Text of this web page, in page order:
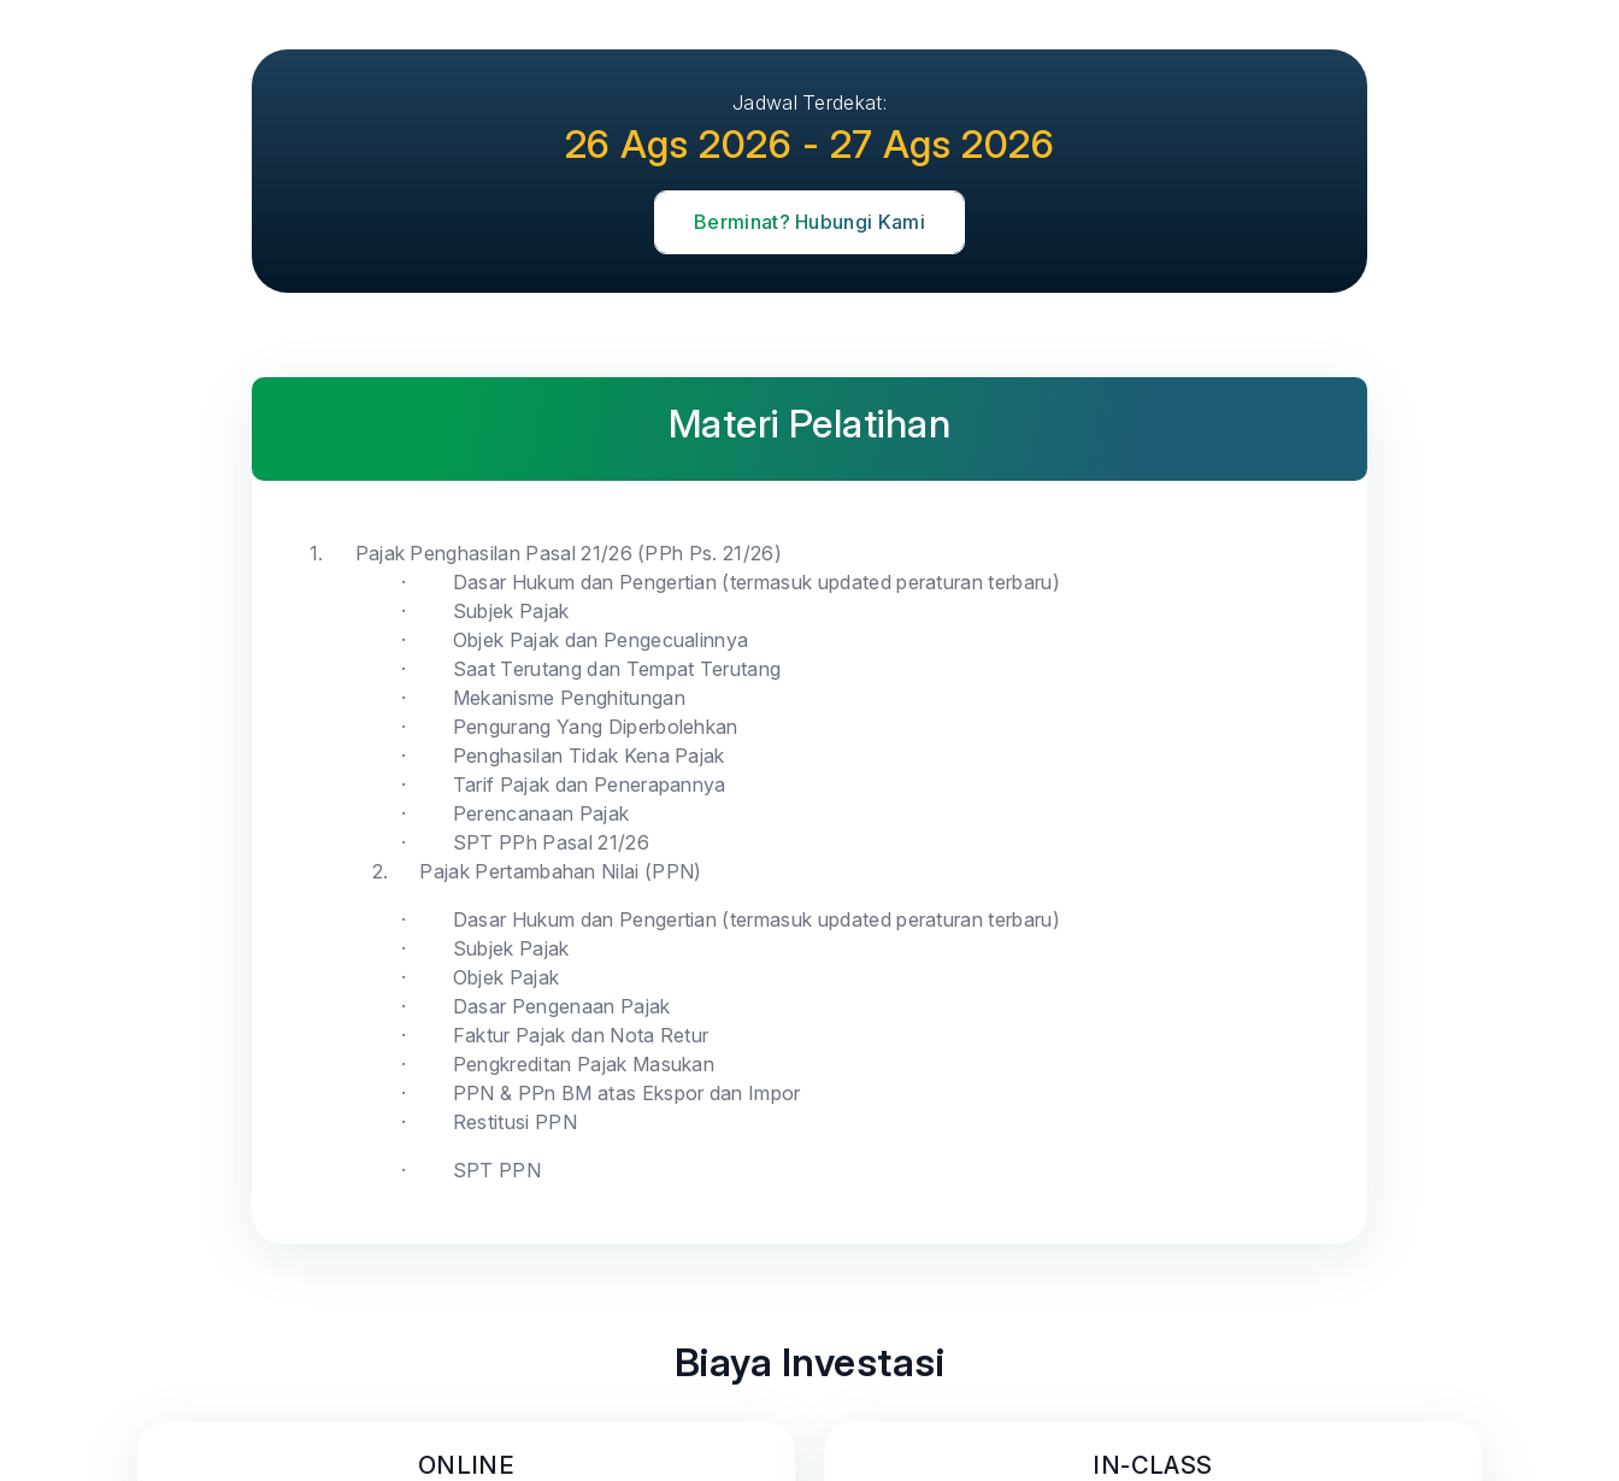
Jadwal Terdekat:
26 Ags 2026 - 27 Ags 2026
Berminat? Hubungi Kami
Materi Pelatihan
1.
Pajak Penghasilan Pasal 21/26 (PPh Ps. 21/26)
·
Dasar Hukum dan Pengertian (termasuk updated peraturan terbaru)
·
Subjek Pajak
·
Objek Pajak dan Pengecualinnya
·
Saat Terutang dan Tempat Terutang
·
Mekanisme Penghitungan
·
Pengurang Yang Diperbolehkan
·
Penghasilan Tidak Kena Pajak
·
Tarif Pajak dan Penerapannya
·
Perencanaan Pajak
·
SPT PPh Pasal 21/26
2.
Pajak Pertambahan Nilai (PPN)
·
Dasar Hukum dan Pengertian (termasuk updated peraturan terbaru)
·
Subjek Pajak
·
Objek Pajak
·
Dasar Pengenaan Pajak
·
Faktur Pajak dan Nota Retur
·
Pengkreditan Pajak Masukan
·
PPN & PPn BM atas Ekspor dan Impor
·
Restitusi PPN
·
SPT PPN
Biaya Investasi
ONLINE IN-CLASS